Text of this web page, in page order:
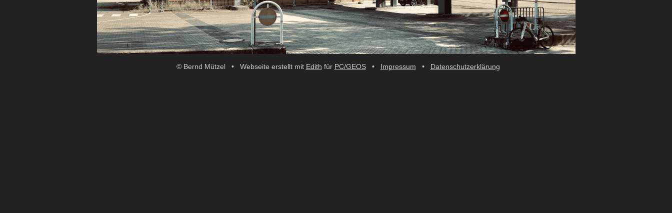
© Bernd Mützel • Webseite erstellt mit Edith für PC/GEOS• Impressum • Datenschutzerklärung